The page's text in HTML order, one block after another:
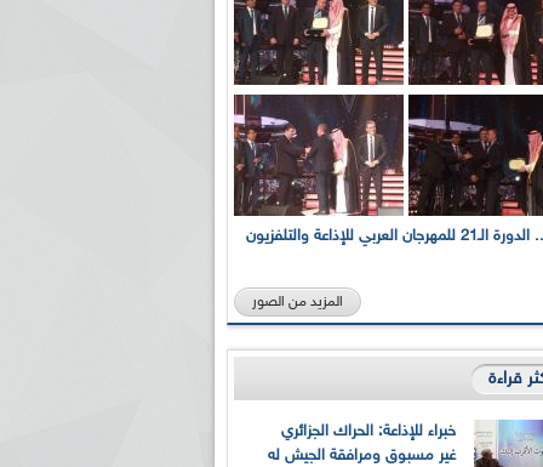
بالصور... الدورة الـ21 للمهرجان العربي للإذاعة والتلفزيون
المزيد من الصور
قراءة
خبراء للإذاعة: الحراك الجزائري
غير مسبوق ومرافقة الجيش له